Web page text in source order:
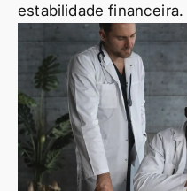
estabilidade financeira.